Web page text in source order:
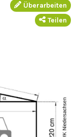
Überarbeiten
Teilen